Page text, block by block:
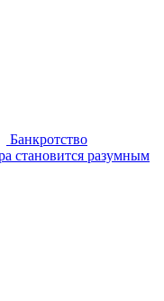
Банкротство
становится разумным